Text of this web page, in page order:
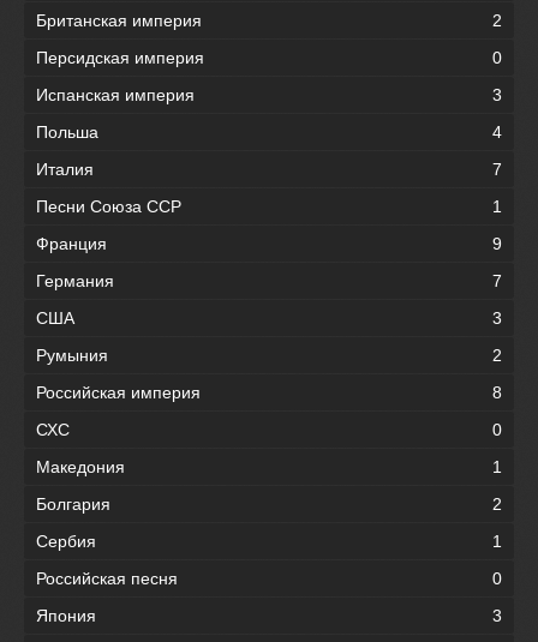
Британская империя
2
Персидская империя
0
Испанская империя
3
Польша
4
Италия
7
Песни Союза ССР
1
Франция
9
Германия
7
США
3
Румыния
2
Российская империя
8
СХС
0
Македония
1
Болгария
2
Сербия
1
Российская песня
0
Япония
3